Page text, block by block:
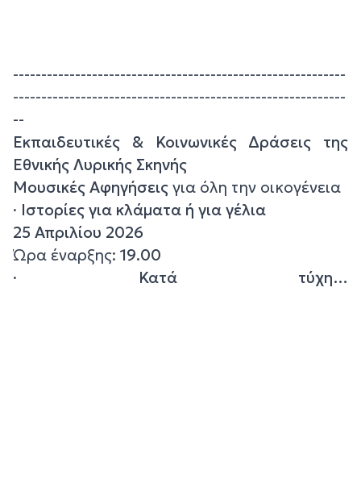
-----------------------------------------------------------
-----------------------------------------------------------
--
Εκπαιδευτικές & Κοινωνικές Δράσεις της
Εθνικής Λυρικής Σκηνής
Μουσικές Αφηγήσεις για όλη την οικογένεια
· Ιστορίες για κλάματα ή για γέλια
25 Απριλίου 2026
Ώρα έναρξης: 19.00
·
Κατά τύχη…